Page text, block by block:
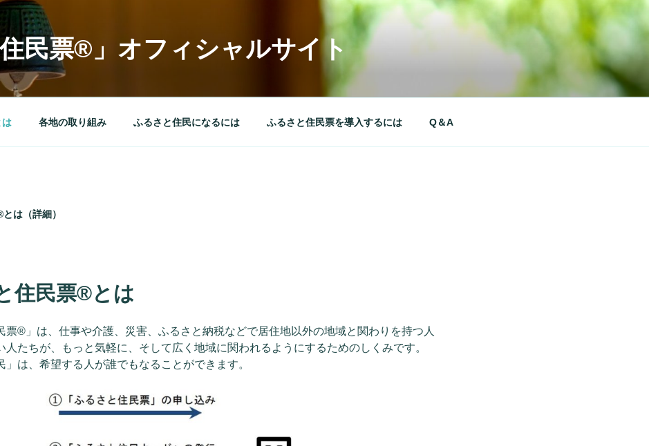
住民票®︎」オフィシャルサイト
各地の取り組み ふるさと住民になるには ふるさと住民票を導入するには Q＆A
は（詳細）
住民票®とは
票®」は、仕事や介護、災害、ふるさと納税などで居住地以外の地域と関わりを持つ人
人たちが、もっと気軽に、そして広く地域に関われるようにするためのしくみです。
」は、希望する人が誰でもなることができます。